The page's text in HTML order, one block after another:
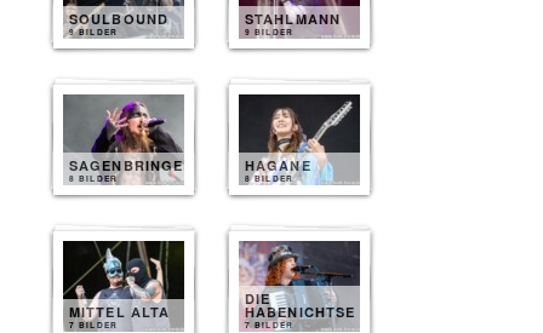
SOULBOUND
9 BILDER
STAHLMANN
9 BILDER
SAGENBRINGER
8 BILDER
HAGANE
8 BILDER
MITTEL ALTA
7 BILDER
DIE
HABENICHTSE
7 BILDER